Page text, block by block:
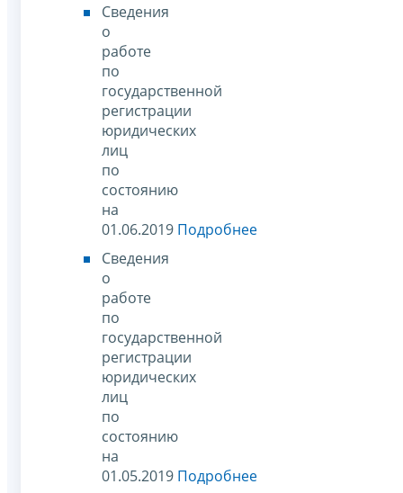
Сведения
о
работе
по
государственной
регистрации
юридических
лиц
по
состоянию
на
01.06.2019 Подробнее
Сведения
о
работе
по
государственной
регистрации
юридических
лиц
по
состоянию
на
01.05.2019 Подробнее